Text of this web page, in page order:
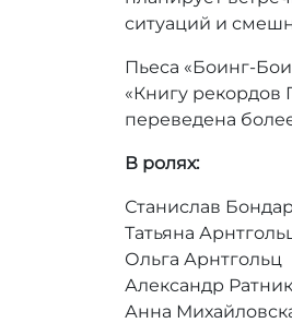
ситуаций и
Пьеса «Боинг-
«Книгу рекордов
переведена
В ролях:
Станислав
Татьяна
Ольга Арнтгольц
Александр
Анна